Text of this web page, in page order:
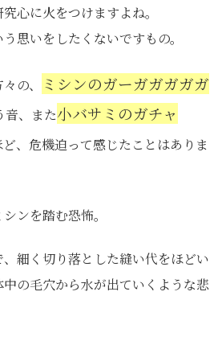
心に火をつけますよね。
思いをしたくないですもの。
の、
ミシンのガーガガガガガ
音、また小バサミのガチャ
、危機迫って感じたことはありま
ンを踏む恐怖。
細く切り落とした縫い代をほどい
の毛穴から水が出ていくような悲